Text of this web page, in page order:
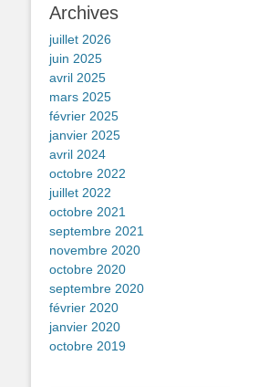
Archives
juillet 2026
juin 2025
avril 2025
mars 2025
février 2025
janvier 2025
avril 2024
octobre 2022
juillet 2022
octobre 2021
septembre 2021
novembre 2020
octobre 2020
septembre 2020
février 2020
janvier 2020
octobre 2019